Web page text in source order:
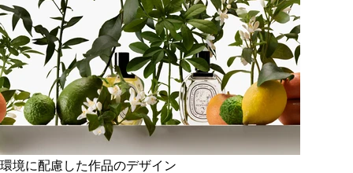
環境に配慮した作品のデザイン